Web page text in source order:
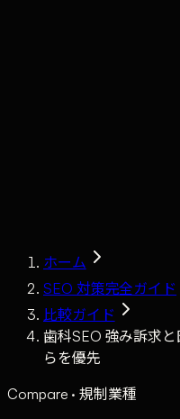
ホーム
SEO 対策完全ガイド
比較ガイド
歯科SEO 強み訴求
らを優先
Compare · 規制業種